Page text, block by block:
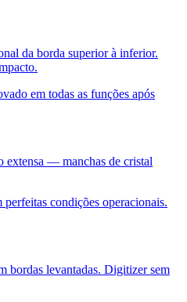
da borda superior à inferior.
em todas as funções após
— manchas de cristal
condições operacionais.
bordas levantadas. Digitizer sem